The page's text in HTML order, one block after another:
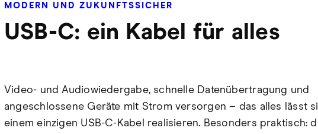
MODERN UND ZUKUNFTSSICHER
USB-C: ein Kabel für alles
Video- und Audiowiedergabe, schnelle Datenübertragung und
angeschlossene Geräte mit Strom versorgen – das alles lässt
einem einzigen USB-C-Kabel realisieren. Besonders praktisch: